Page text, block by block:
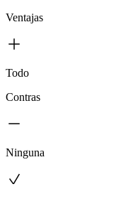
Ventajas
Todo
Contras
Ninguna